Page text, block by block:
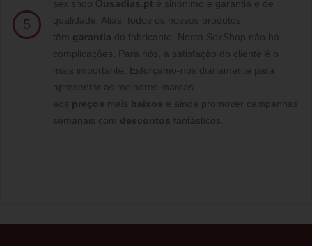
5
sex shop Ousadias.pt é sinónimo e garantia e de
qualidade. Aliás, todos os nossos produtos
têm garantia do fabricante. Nesta SexShop não há
complicações. Para nós, a satisfação do cliente é o
mais importante. Esforçamo-nos diariamente para
apresentar as melhores marcas
aos preços mais baixos e ainda promover campanhas
semanais com descontos fantásticos.